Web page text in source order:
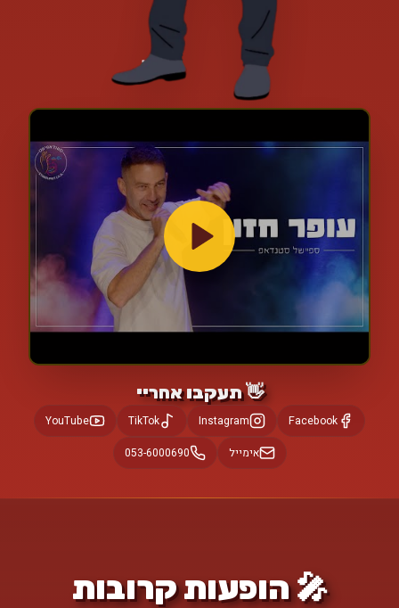
👋 תעקבו אחריי
Facebook
Instagram
TikTok
YouTube
אימייל
053-6000690
🎤 הופעות קרובות